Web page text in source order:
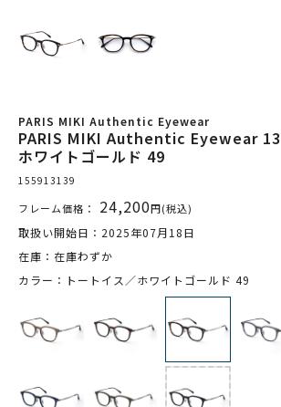
PARIS MIKI Authentic Eyewear
PARIS MIKI Authentic Eyewear
ホワイトゴールド 49
155913139
フレーム価格： 24,200円(税込)
取扱い開始日：2025年07月18日
在庫：在庫わずか
カラー：トートイス／ホワイトゴールド 49